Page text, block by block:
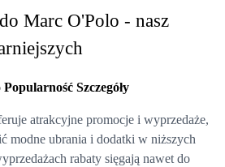
Marc O'Polo - nasz
Popularność Szczegóły
atrakcyjne promocje i wyprzedaże,
modne ubrania i dodatki w niższych
rabaty sięgają nawet do